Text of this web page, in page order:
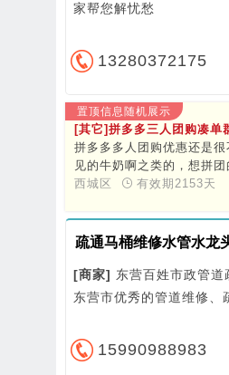
家帮您解忧愁
13280372175
置顶信息随机展示
[其它]拼多多三人团购凑单
拼多多多人团购优惠还是
见的牛奶啊之类的，想拼
了，可以私聊我拉你进群！
西城区 有效期2153天
疏通马桶维修水管水龙
[商家] 东营百姓市政管道
东营市优秀的管道维修、
15990988983